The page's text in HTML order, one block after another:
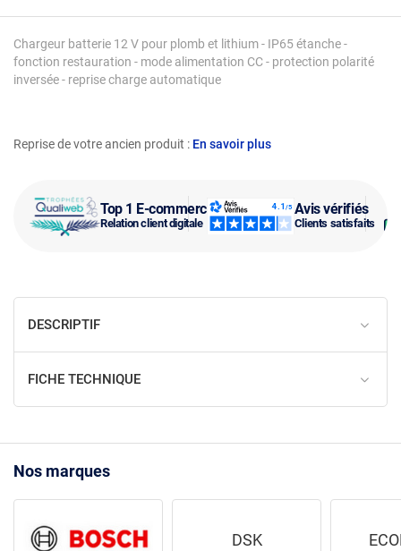
Top 1 E-commerce
Relation client digitale
Avis vérifiés
Clients satisfaits
Reprise de votre ancien produit : En savoir plus
Chargeur batterie 12 V pour plomb et lithium - IP65 étanche -
fonction restauration - mode alimentation CC - protection polarité
inversée - reprise charge automatique
DESCRIPTIF
FICHE TECHNIQUE
Nos marques
DSK